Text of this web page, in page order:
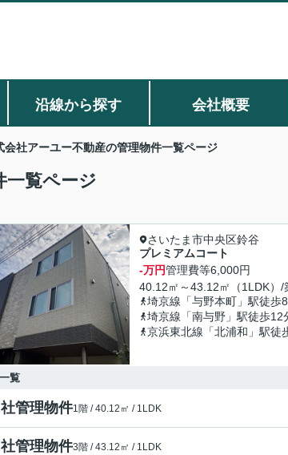
沿線から探す 会社概要
会社アーユー不動産の管理物件一覧ページ
一覧ページ
さいたま市中央区鈴谷
プレミアムコート
-万円管理費等6,000円
40.12㎡～43.12㎡（1LDK）/
埼京線「与野本町」駅徒歩
埼京線「南与野」駅徒歩12
京浜東北線「北浦和」駅徒
覧
管理物件1階 / 40.12㎡ / 1LDK
管理物件3階 / 43.12㎡ / 1LDK